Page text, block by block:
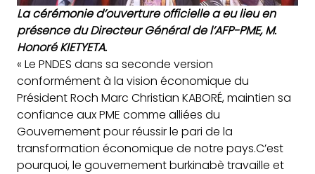
La cérémonie d’ouverture officielle a eu lieu en
présence du Directeur Général de l’AFP-PME, M.
Honoré KIETYETA.
« Le PNDES dans sa seconde version
conformément à la vision économique du
Président Roch Marc Christian KABORÉ, maintien sa
confiance aux PME comme alliées du
Gouvernement pour réussir le pari de la
transformation économique de notre pays.C’est
pourquoi, le gouvernement burkinabè travaille et